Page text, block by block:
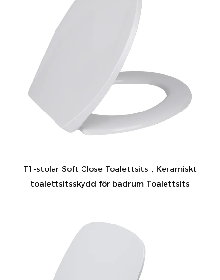
T1-stolar Soft Close Toalettsits，Keramiskt
toalettsitsskydd för badrum Toalettsits